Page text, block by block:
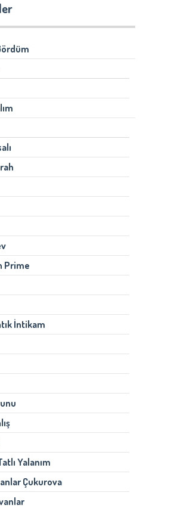
Prime
İntikam
Yalanım
Çukurova